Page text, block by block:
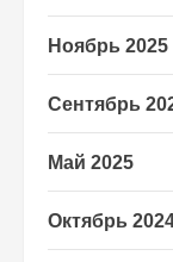
Ноябрь 2025
Сентябрь
Май 2025
Октябрь